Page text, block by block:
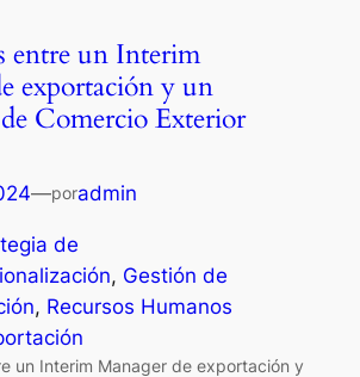
entre un Interim
exportación y un
Comercio Exterior
—poradmin
de
, Gestión de
, Recursos Humanos
un Interim Manager de exportación y